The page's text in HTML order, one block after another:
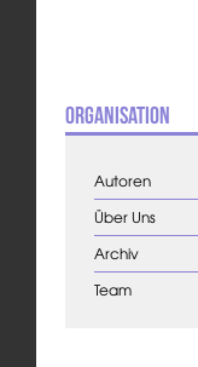
Organisation
Autoren
Über Uns
Archiv
Team